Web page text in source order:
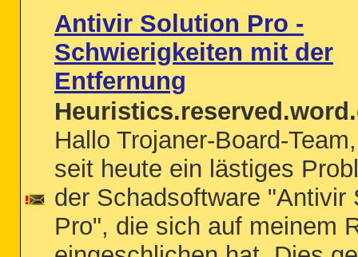
Antivir Solution Pro -
Schwierigkeiten mit der
Entfernung
Hallo Trojaner-Board-
seit heute ein lästiges
der Schadsoftware "Antivir
Pro", die sich auf meinem